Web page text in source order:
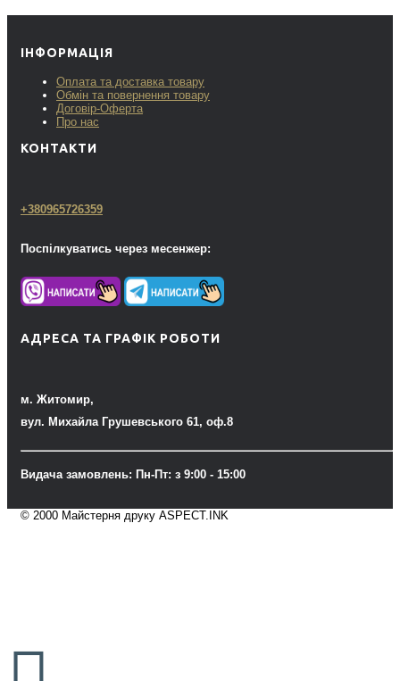
ІНФОРМАЦІЯ
Оплата та доставка товару
Обмін та повернення товару
Договір-Оферта
Про нас
КОНТАКТИ
+380965726359
Поспілкуватись через месенжер:
АДРЕСА ТА ГРАФІК РОБОТИ
м. Житомир,
вул. Михайла Грушевського 61, оф.8
Видача замовлень: Пн-Пт: з 9:00 - 15:00
© 2000 Майстерня друку ASPECT.INK